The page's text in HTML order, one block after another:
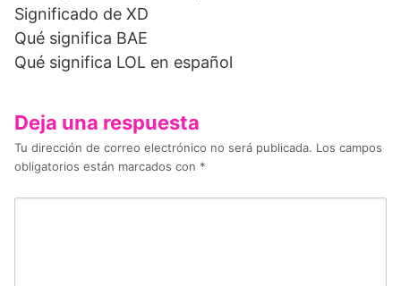
Significado de XD
Qué significa BAE
Qué significa LOL en español
Deja una respuesta
Tu dirección de correo electrónico no será publicada. Los campos
obligatorios están marcados con *